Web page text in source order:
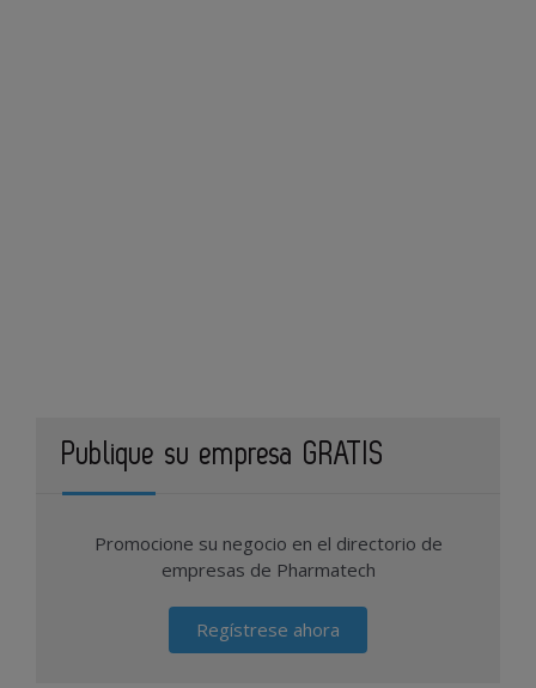
Publique su empresa GRATIS
Promocione su negocio en el directorio de
empresas de Pharmatech
Regístrese ahora